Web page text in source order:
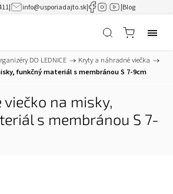
| info@usporiadajto.sk| |Blog
DO LEDNICE / Kryty a náhradné viečka /
funkčný materiál s membránou S 7-9cm
na misky,
s membránou S 7-